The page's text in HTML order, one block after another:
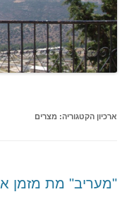
ארכיון הקטגוריה: מצרים
"מעריב" מת מזמן